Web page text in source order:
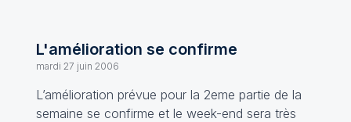
L'amélioration se confirme
mardi 27 juin 2006
L’amélioration prévue pour la 2eme partie de la
semaine se confirme et le week-end sera très